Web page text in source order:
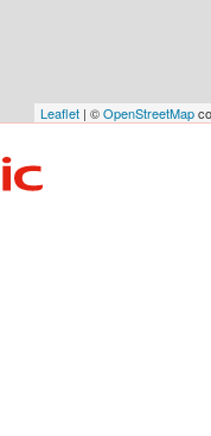
Leaflet | ©OpenStreetMap